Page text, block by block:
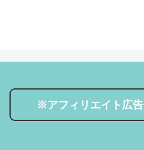
※アフィリエイト広